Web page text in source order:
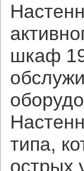
шкаф
типа,
острых